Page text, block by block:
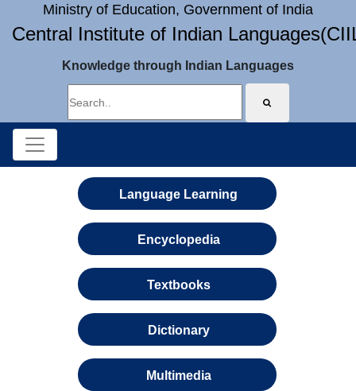
Ministry of Education, Government of India
Central Institute of Indian
Knowledge through Indian Languages
Language Learning
Encyclopedia
Textbooks
Dictionary
Multimedia